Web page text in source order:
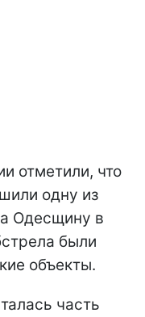
отметили, что
одну из
Одесщину в
были
объекты.
часть